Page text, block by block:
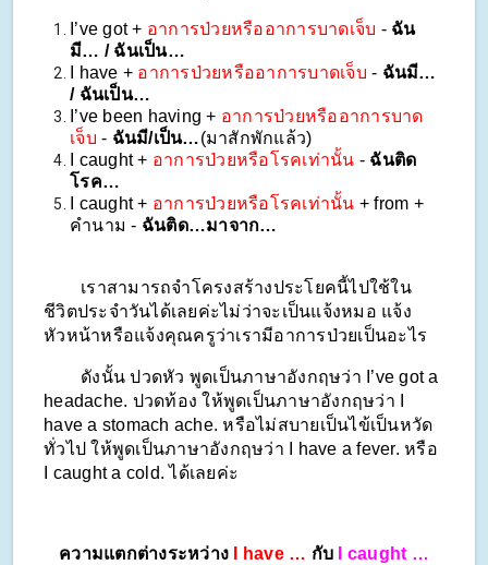
I’ve got + อาการป่วยหรืออาการบาดเจ็บ - ฉัน
มี… / ฉันเป็น…
I have + อาการป่วยหรืออาการบาดเจ็บ - ฉันมี…
/ ฉันเป็น…
I’ve been having + อาการป่วยหรืออาการบาด
เจ็บ - ฉันมี/เป็น…(มาสักพักแล้ว)
I caught + อาการป่วยหรือโรคเท่านั้น - ฉันติด
โรค…
I caught + อาการป่วยหรือโรคเท่านั้น + from +
คำนาม - ฉันติด…มาจาก…
เราสามารถจำโครงสร้างประโยคนี้ไปใช้ใน
ชีวิตประจำวันได้เลยค่ะไม่ว่าจะเป็นแจ้งหมอ แจ้ง
หัวหน้าหรือแจ้งคุณครูว่าเรามีอาการป่วยเป็นอะไร
ดังนั้น ปวดหัว พูดเป็นภาษาอังกฤษว่า I’ve got a
headache. ปวดท้อง ให้พูดเป็นภาษาอังกฤษว่า I
have a stomach ache. หรือไม่สบายเป็นไข้เป็นหวัด
ทั่วไป ให้พูดเป็นภาษาอังกฤษว่า I have a fever. หรือ
I caught a cold. ได้เลยค่ะ
ความแตกต่างระหว่าง I have … กับ I caught …